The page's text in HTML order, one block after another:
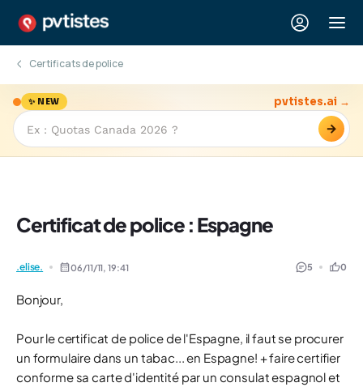
Certificats de police
✨ NEW
→
pvtistes.ai →
Certificat de police : Espagne
.elise. 06/11/11,19:41 5 0
Bonjour,
Pour le certificat de police de l'Espagne, il faut se procurer
un formulaire dans un tabac... en Espagne! + faire certifier
conforme sa carte d'identité par un consulat espagnol et